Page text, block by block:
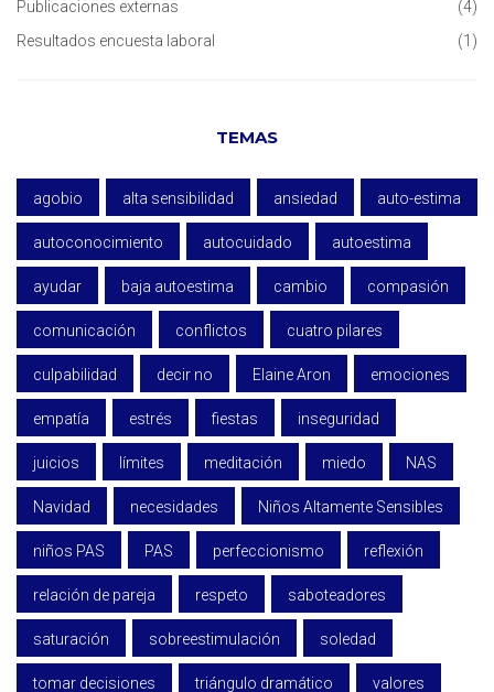
Publicaciones externas
(4)
Resultados encuesta laboral
(1)
TEMAS
agobio alta sensibilidad ansiedad auto-estima
autoconocimiento autocuidado autoestima
ayudar baja autoestima cambio compasión
comunicación conflictos cuatro pilares
culpabilidad decir no Elaine Aron emociones
empatía estrés fiestas inseguridad
juicios límites meditación miedo NAS
Navidad necesidades Niños Altamente Sensibles
niños PAS PAS perfeccionismo reflexión
relación de pareja respeto saboteadores
saturación sobreestimulación soledad
tomar decisiones triángulo dramático valores